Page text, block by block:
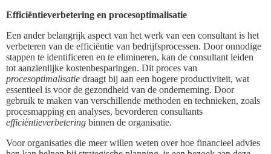
Efficiëntieverbetering en procesoptimalisatie
Een ander belangrijk aspect van het werk van een consultant is het
verbeteren van de efficiëntie van bedrijfsprocessen. Door onnodige
stappen te identificeren en te elimineren, kan de consultant leiden
tot aanzienlijke kostenbesparingen. Dit proces van
procesoptimalisatie draagt bij aan een hogere productiviteit, wat
essentieel is voor de gezondheid van de onderneming. Door
gebruik te maken van verschillende methoden en technieken, zoals
procesmapping en analyses, bevorderen consultants
efficiëntieverbetering binnen de organisatie.
Voor organisaties die meer willen weten over hoe financieel advies